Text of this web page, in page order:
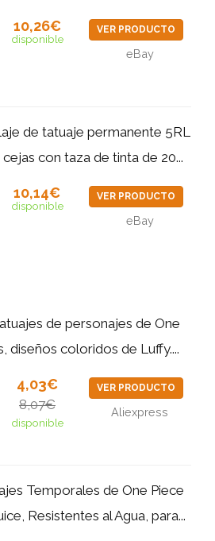
10,26€
disponible
VER PRODUCTO
eBay
de tatuaje permanente 5RL
con taza de tinta de 20...
10,14€
disponible
VER PRODUCTO
eBay
de personajes de One
diseños coloridos de Luffy....
4,03€
8,07€
disponible
VER PRODUCTO
Aliexpress
Temporales de One Piece
Resistentes al Agua, para...